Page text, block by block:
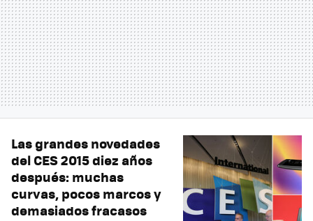
Las grandes novedades
del CES 2015 diez años
después: muchas
curvas, pocos marcos y
demasiados fracasos